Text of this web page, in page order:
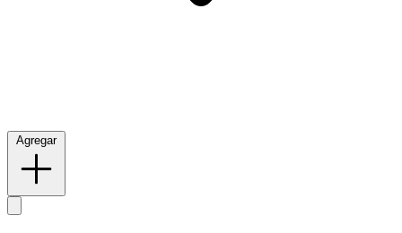
Agregar